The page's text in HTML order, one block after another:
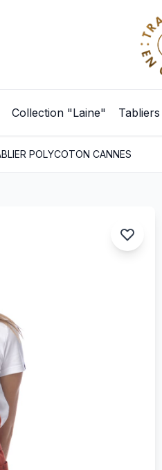
Collection "Laine"
POLYCOTON CANNES